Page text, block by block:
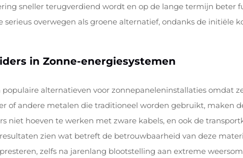
sneller terugverdiend wordt en op de lange termijn beter
overwegen als groene alternatief, ondanks de initiële
in Zonne-energiesystemen
alternatieven voor zonnepaneleninstallaties omdat
of andere metalen die traditioneel worden gebruikt, maken
niet hoeven te werken met zware kabels, en ook de
zien wat betreft de betrouwbaarheid van deze
zelfs na jarenlang blootstelling aan extreme